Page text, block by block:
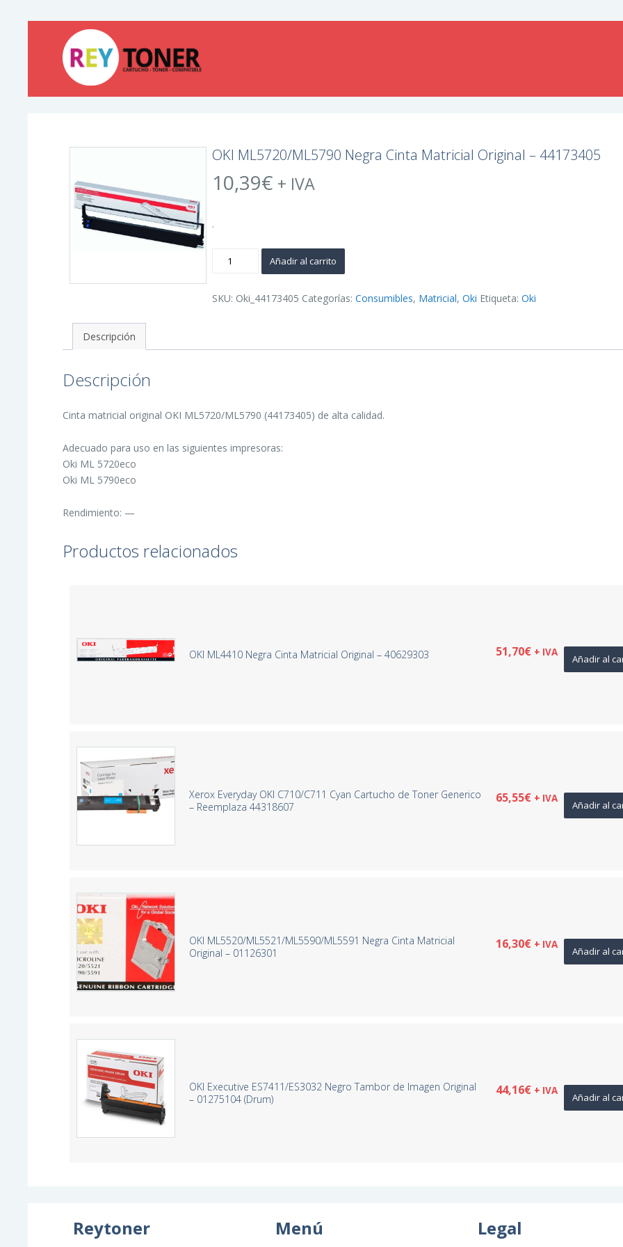
OKI ML5720/ML5790 Negra Cinta Matricial Original – 44173405
10,39€ + IVA
.
ML5720/ML5790
Matricial
Original
Añadir al carrito
SKU: Oki_44173405 Categorías:Consumibles, Matricial,Oki Etiqueta:Oki
Descripción
Descripción
Cinta matricial original OKI ML5720/ML5790 (44173405) de alta calidad.
Adecuado para uso en las siguientes impresoras:
Oki ML 5720eco
Oki ML 5790eco
Rendimiento: —
Productos relacionados
OKI ML4410 Negra Cinta Matricial Original – 40629303 51,70€ + IVA
Añadir al
Xerox Everyday OKI C710/C711 Cyan Cartucho de Toner Generico
– Reemplaza 44318607
65,55€ + IVA
Añadir al
OKI ML5520/ML5521/ML5590/ML5591 Negra Cinta Matricial
Original – 01126301
16,30€ + IVA
Añadir al
OKI Executive ES7411/ES3032 Negro Tambor de Imagen Original
– 01275104 (Drum)
44,16€ + IVA
Añadir al
Reytoner Menú Legal